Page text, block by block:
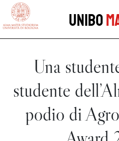
vai al contenuto della pagina
Unibo
Una
studente
podio di